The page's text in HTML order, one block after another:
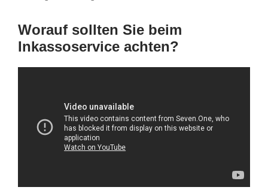
Worauf sollten Sie beim
Inkassoservice achten?